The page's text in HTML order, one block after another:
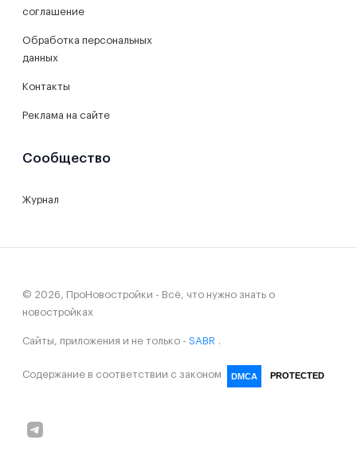
соглашение
Обработка персональных
данных
Контакты
Реклама на сайте
Сообщество
Журнал
© 2026, ПроНовостройки - Всё, что нужно знать о
новостройках
Сайты, приложения и не только - SABR .
Содержание в соответствии с законом DMCA PROTECTED